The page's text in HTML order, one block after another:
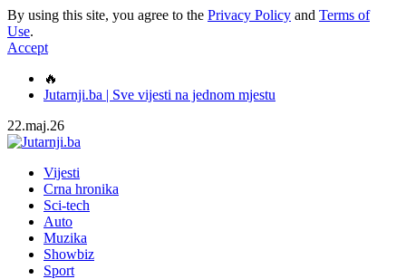
By using this site, you agree to the Privacy Policy and Terms of
Use.
Accept
🔥
Jutarnji.ba | Sve vijesti na jednom mjestu
22.maj.26
Vijesti
Crna hronika
Sci-tech
Auto
Muzika
Showbiz
Sport